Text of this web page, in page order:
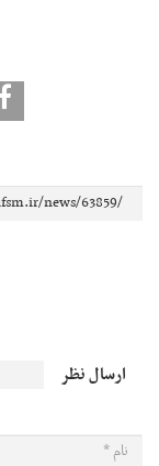
ارسال نظر